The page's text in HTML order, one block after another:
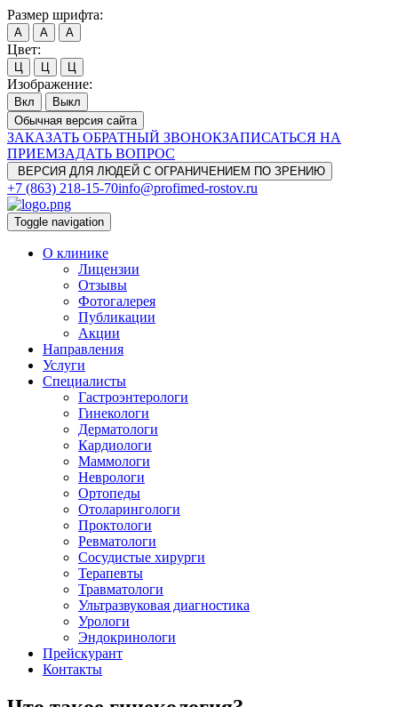
Размер шрифта:
A A A
Цвет:
Ц Ц Ц
Изображение:
Вкл
Выкл
Обычная версия сайта
ЗАКАЗАТЬ ОБРАТНЫЙ ЗВОНОКЗАПИСАТЬСЯ НА
ПРИЕМЗАДАТЬ ВОПРОС
ВЕРСИЯ ДЛЯ ЛЮДЕЙ С ОГРАНИЧЕНИЕМ ПО ЗРЕНИЮ
+7 (863) 218-15-70info@profimed-rostov.ru
Toggle navigation
О клинике
Лицензии
Отзывы
Фотогалерея
Публикации
Акции
Направления
Услуги
Специалисты
Гастроэнтерологи
Гинекологи
Дерматологи
Кардиологи
Маммологи
Неврологи
Ортопеды
Отоларингологи
Проктологи
Ревматологи
Сосудистые хирурги
Терапевты
Травматологи
Ультразвуковая диагностика
Урологи
Эндокринологи
Прейскурант
Контакты